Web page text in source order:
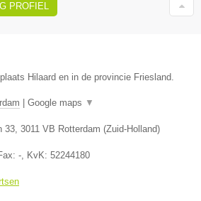
PROFIEL
Hilaard en in de provincie Friesland.
Google maps ▼
33, 3011 VB Rotterdam (Zuid-Holland)
-, KvK: 52244180